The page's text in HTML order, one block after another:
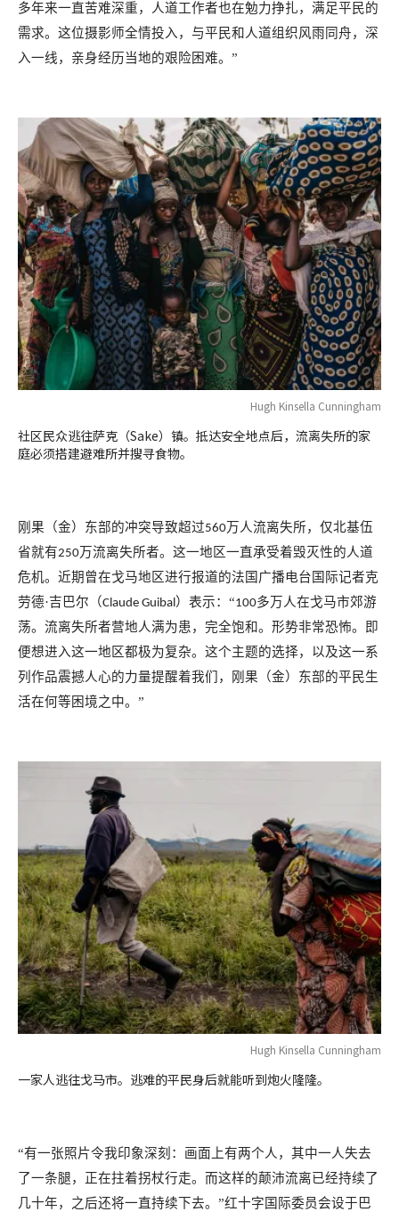
多年来一直苦难深重，人道工作者也在勉力挣扎，满足平民的
需求。这位摄影师全情投入，与平民和人道组织风雨同舟，深
入一线，亲身经历当地的艰险困难。”
Hugh Kinsella Cunningham
社区民众逃往萨克（Sake）镇。抵达安全地点后，流离失所的家
庭必须搭建避难所并搜寻食物。
刚果（金）东部的冲突导致超过560万人流离失所，仅北基伍
省就有250万流离失所者。这一地区一直承受着毁灭性的人道
危机。近期曾在戈马地区进行报道的法国广播电台国际记者克
劳德·吉巴尔（Claude Guibal）表示：“100多万人在戈马市郊游
荡。流离失所者营地人满为患，完全饱和。形势非常恐怖。即
便想进入这一地区都极为复杂。这个主题的选择，以及这一系
列作品震撼人心的力量提醒着我们，刚果（金）东部的平民生
活在何等困境之中。”
Hugh Kinsella Cunningham
一家人逃往戈马市。逃难的平民身后就能听到炮火隆隆。
“有一张照片令我印象深刻：画面上有两个人，其中一人失去
了一条腿，正在拄着拐杖行走。而这样的颠沛流离已经持续了
几十年，之后还将一直持续下去。”红十字国际委员会设于巴